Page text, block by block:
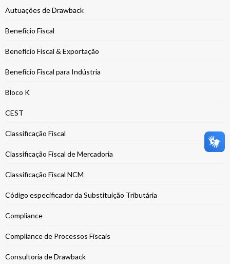
Autuações de Drawback
Benefício Fiscal
Benefício Fiscal & Exportação
Benefício Fiscal para Indústria
Bloco K
CEST
Classificação Fiscal
Classificação Fiscal de Mercadoria
Classificação Fiscal NCM
Código especificador da Substituição Tributária
Compliance
Compliance de Processos Fiscais
Consultoria de Drawback